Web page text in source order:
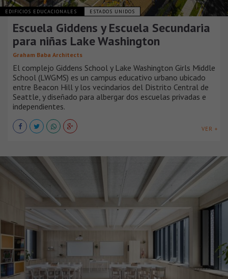
EDIFICIOS EDUCACIONALES ESTADOS UNIDOS
Escuela Giddens y Escuela Secundaria
para niñas Lake Washington
Graham Baba Architects
El complejo Giddens School y Lake Washington Girls Middle
School (LWGMS) es un campus educativo urbano ubicado
entre Beacon Hill y los vecindarios del Distrito Central de
Seattle, y diseñado para albergar dos escuelas privadas e
independientes.
VER +